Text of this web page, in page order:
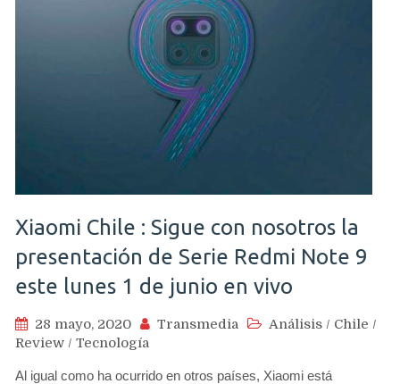
Xiaomi Chile : Sigue con nosotros la
presentación de Serie Redmi Note 9
este lunes 1 de junio en vivo
28 mayo, 2020 Transmedia Análisis / Chile /
Review / Tecnología
Al igual como ha ocurrido en otros países, Xiaomi está